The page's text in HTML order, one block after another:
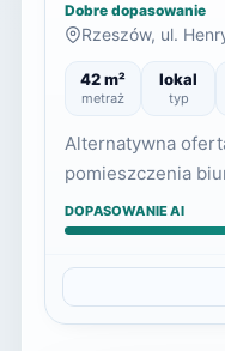
Dobre dopasowanie
Rzeszów, ul.
42 m²
metraż
lokal
typ
Alternatywna
pomieszczenia
DOPASOWANIE AI